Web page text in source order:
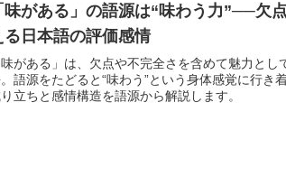
味がある」の語源は“味わう力”──欠
る日本語の評価感情
味がある」は、欠点や不完全さを含めて魅力とし
語源をたどると“味わう”という身体感覚に行き
立ちと感情構造を語源から解説します。